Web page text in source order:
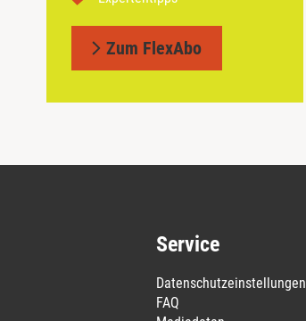
Zum FlexAbo
Service
Datenschutzeinstellungen
FAQ